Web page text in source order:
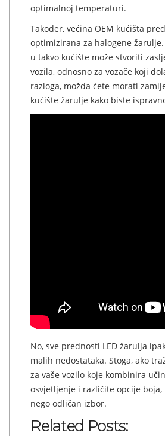
optimalnoj temperaturi.
Također, većina OEM kućišta
optimizirana za halogene
u takvo kućište može stvoriti
vozila, odnosno za vozače koji
razloga, možda ćete morati
kućište žarulje kako biste
No, sve prednosti LED žarulja
malih nedostataka. Stoga, ako
za vaše vozilo koje kombinira
osvjetljenje i različite opcije boja,
nego odličan izbor.
Related Posts: